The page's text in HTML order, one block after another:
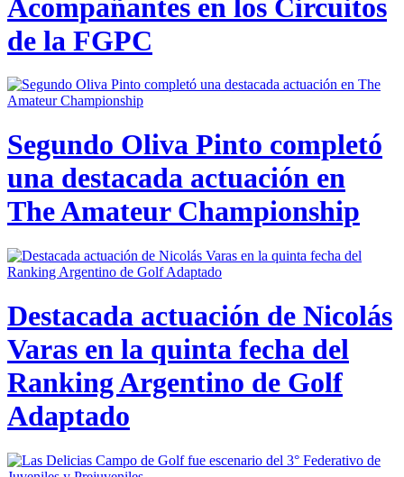
Acompañantes en los Circuitos
de la FGPC
Segundo Oliva Pinto completó
una destacada actuación en
The Amateur Championship
Destacada actuación de Nicolás
Varas en la quinta fecha del
Ranking Argentino de Golf
Adaptado